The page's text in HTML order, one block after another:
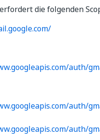
die folgenden
auth/
auth/
auth/